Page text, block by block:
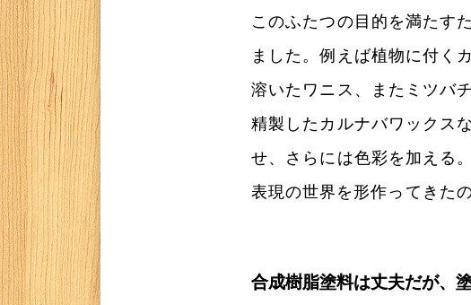
このふたつの目的を満たす
ました。例えば植物に付く
溶いたワニス、またミツバ
精製したカルナバワックス
せ、さらには色彩を加える
表現の世界を形作ってきたの
合成樹脂塗料は丈夫だが、